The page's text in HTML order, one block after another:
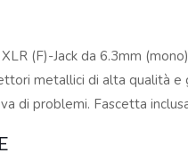
(F)-Jack da 6.3mm
metallici di alta qualità e
di problemi. Fascetta